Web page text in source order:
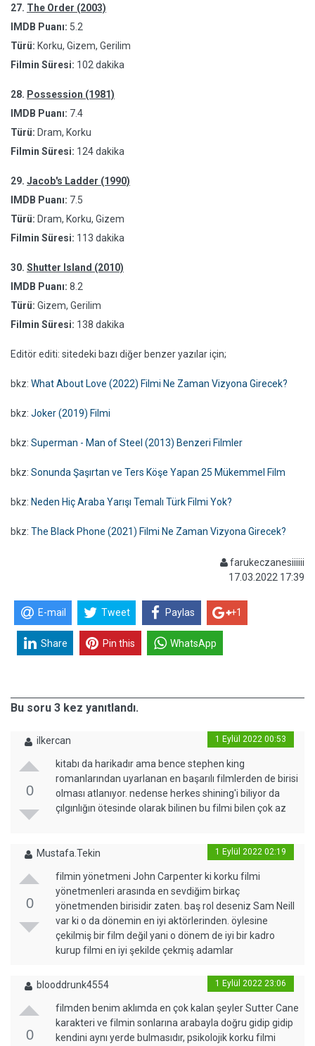
27. The Order (2003)
IMDB Puanı: 5.2
Türü: Korku, Gizem, Gerilim
Filmin Süresi: 102 dakika
28. Possession (1981)
IMDB Puanı: 7.4
Türü: Dram, Korku
Filmin Süresi: 124 dakika
29. Jacob's Ladder (1990)
IMDB Puanı: 7.5
Türü: Dram, Korku, Gizem
Filmin Süresi: 113 dakika
30. Shutter Island (2010)
IMDB Puanı: 8.2
Türü: Gizem, Gerilim
Filmin Süresi: 138 dakika
Editör editi: sitedeki bazı diğer benzer yazılar için;
bkz: What About Love (2022) Filmi Ne Zaman Vizyona Girecek?
bkz: Joker (2019) Filmi
bkz: Superman - Man of Steel (2013) Benzeri Filmler
bkz: Sonunda Şaşırtan ve Ters Köşe Yapan 25 Mükemmel Film
bkz: Neden Hiç Araba Yarışı Temalı Türk Filmi Yok?
bkz: The Black Phone (2021) Filmi Ne Zaman Vizyona Girecek?
farukeczanesiiiiii
17.03.2022 17:39
E-mail Tweet Paylas +1
Share Pin this WhatsApp
Bu soru 3 kez yanıtlandı.
ilkercan 1 Eylül 2022 00:53
0
kitabı da harikadır ama bence stephen king
romanlarından uyarlanan en başarılı filmlerden de birisi
olması atlanıyor. nedense herkes shining'i biliyor da
çılgınlığın ötesinde olarak bilinen bu filmi bilen çok az
Mustafa.Tekin 1 Eylül 2022 02:19
0
filmin yönetmeni John Carpenter ki korku filmi
yönetmenleri arasında en sevdiğim birkaç
yönetmenden birisidir zaten. baş rol deseniz Sam Neill
var ki o da dönemin en iyi aktörlerinden. öylesine
çekilmiş bir film değil yani o dönem de iyi bir kadro
kurup filmi en iyi şekilde çekmiş adamlar
blooddrunk4554 1 Eylül 2022 23:06
0
filmden benim aklımda en çok kalan şeyler Sutter Cane
karakteri ve filmin sonlarına arabayla doğru gidip gidip
kendini aynı yerde bulmasıdır, psikolojik korku filmi